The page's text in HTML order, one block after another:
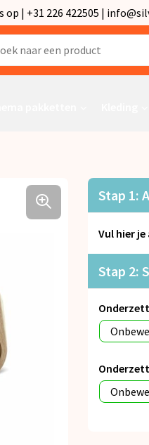
| +31 226 422505 |
Stap 1:
Vul hier
Stap 2: